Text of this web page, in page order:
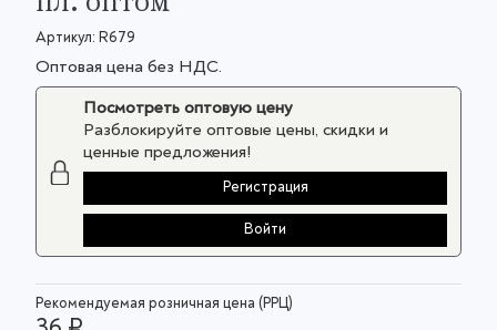
Артикул: R679
Оптовая цена без НДС.
Посмотреть оптовую цену
Разблокируйте оптовые цены, скидки и
ценные предложения!
Регистрация
Войти
Рекомендуемая розничная цена (РРЦ)